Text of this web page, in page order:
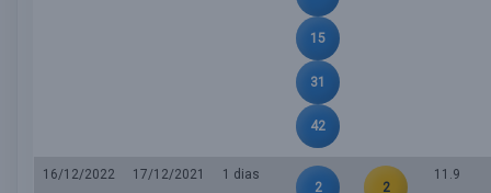
15
31
42
16/12/2022 17/12/2021
1 dias
2
2
11.9